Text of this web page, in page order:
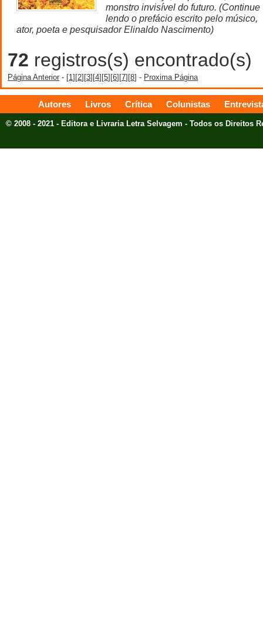
monstro invisível do futuro. (Continue
lendo o prefácio escrito pelo músico,
ator, poeta e pesquisador Elinaldo Nascimento)
72 registros(s) encontrado(s)
Página Anterior - [1][2][3][4][5][6][7][8] - Proxima Página
Autores Livros Crítica Colunistas
© 2008 - 2021 - Editora e Livraria Letra Selvagem - Todos os Direitos